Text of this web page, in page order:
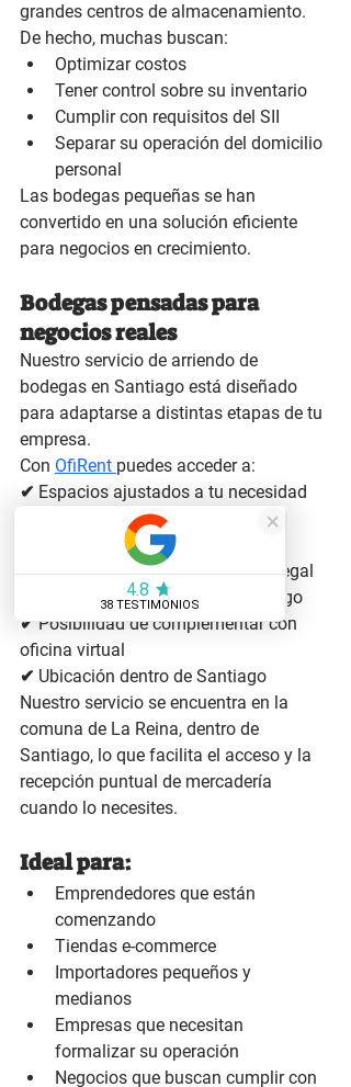
grandes centros de almacenamiento.
De hecho, muchas buscan:
Optimizar costos
Tener control sobre su inventario
Cumplir con requisitos del SII
Separar su operación del domicilio
personal
Las bodegas pequeñas se han
convertido en una solución eficiente
para negocios en crecimiento.
Bodegas pensadas para
negocios reales
Nuestro servicio de arriendo de
bodegas en Santiago está diseñado
para adaptarse a distintas etapas de tu
empresa.
Con OfiRent puedes acceder a:
✔ Espacios ajustados a tu necesidad
✔ Flexibilidad en el arriendo
✔ Contratos formales y respaldo legal
✔ Ubicación estratégica en Santiago
✔ Posibilidad de complementar con
oficina virtual
✔ Ubicación dentro de Santiago
Nuestro servicio se encuentra en la
comuna de La Reina, dentro de
Santiago, lo que facilita el acceso y la
recepción puntual de mercadería
cuando lo necesites.
Ideal para:
Emprendedores que están
comenzando
Tiendas e-commerce
Importadores pequeños y
medianos
Empresas que necesitan
formalizar su operación
Negocios que buscan cumplir con